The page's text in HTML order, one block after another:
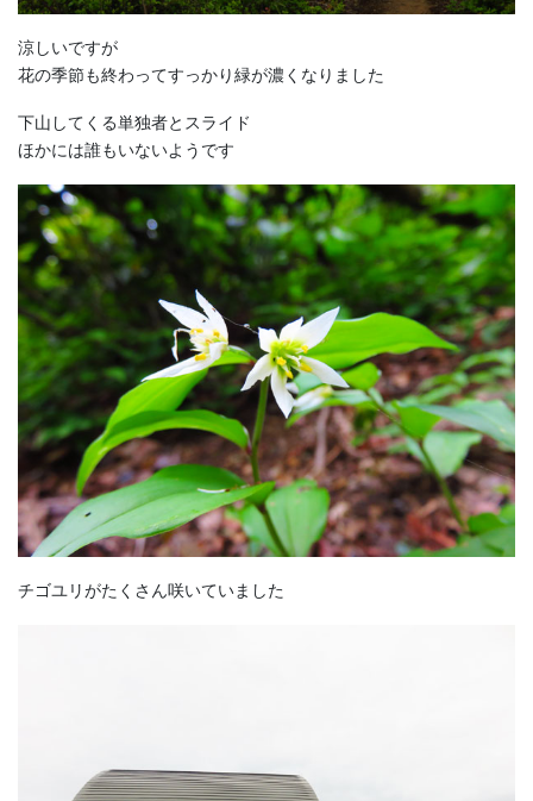
涼しいですが
花の季節も終わってすっかり緑が濃くなりました
下山してくる単独者とスライド
ほかには誰もいないようです
チゴユリがたくさん咲いていました